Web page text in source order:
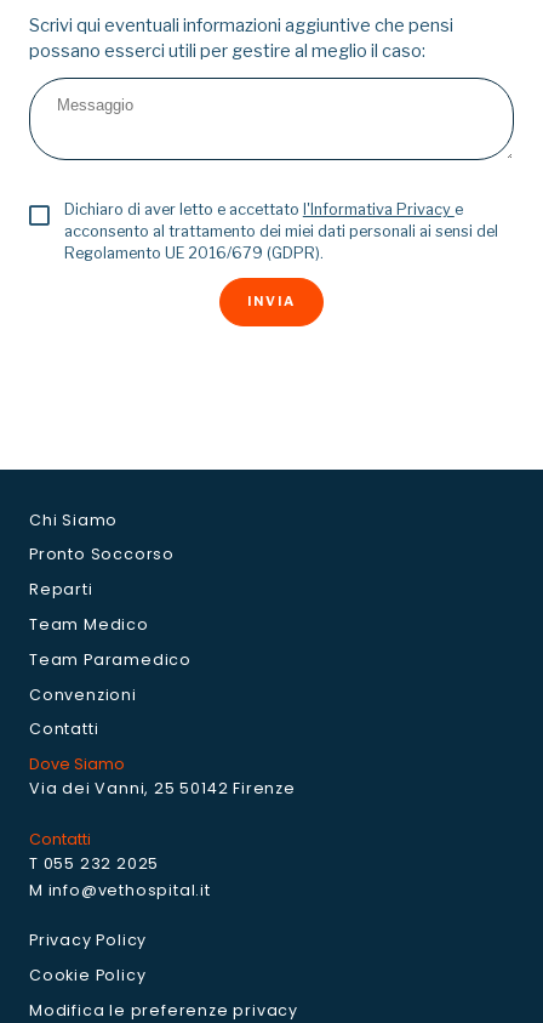
Scrivi qui eventuali informazioni aggiuntive che pensi
possano esserci utili per gestire al meglio il caso:
Dichiaro di aver letto e accettato l'Informativa Privacy e
acconsento al trattamento dei miei dati personali ai sensi del
Regolamento UE 2016/679 (GDPR).
Chi Siamo
Pronto Soccorso
Reparti
Team Medico
Team Paramedico
Convenzioni
Contatti
Dove Siamo
Via dei Vanni, 25 50142 Firenze
Contatti
T 055 232 2025
M info@vethospital.it
Privacy Policy
Cookie Policy
Modifica le preferenze privacy